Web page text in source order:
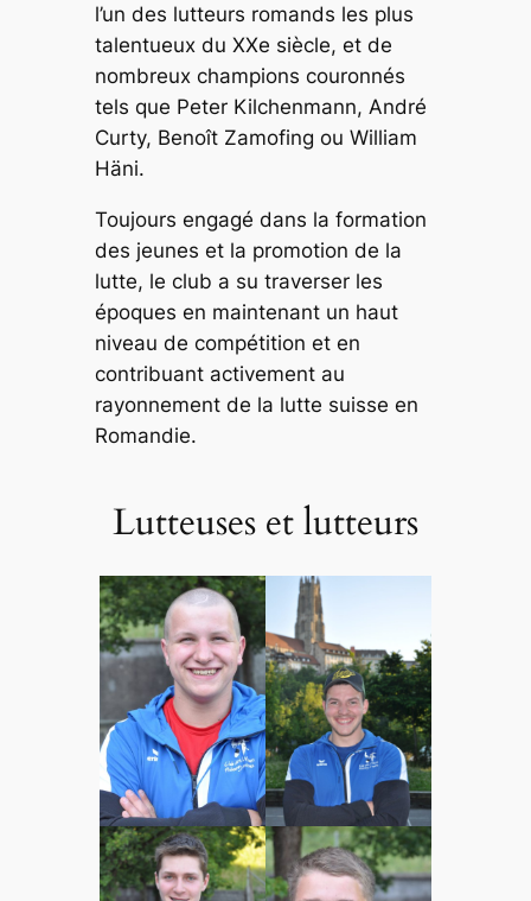
l’un des lutteurs romands les plus
talentueux du XXe siècle, et de
nombreux champions couronnés
tels que Peter Kilchenmann, André
Curty, Benoît Zamofing ou William
Häni.
Toujours engagé dans la formation
des jeunes et la promotion de la
lutte, le club a su traverser les
époques en maintenant un haut
niveau de compétition et en
contribuant activement au
rayonnement de la lutte suisse en
Romandie.
Lutteuses et lutteurs